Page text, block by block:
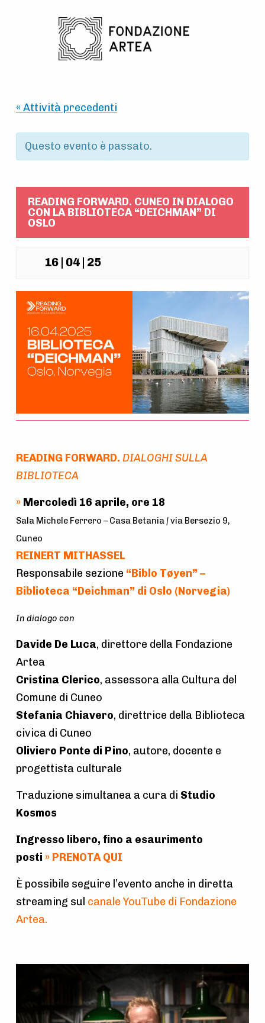
« Attività precedenti
Questo evento è passato.
READING FORWARD. CUNEO IN DIALOGO
CON LA BIBLIOTECA “DEICHMAN” DI
OSLO
16 | 04 | 25
t
N
a
i
g
a
t
i
n
READING FORWARD. DIALOGHI SULLA
BIBLIOTECA
» Mercoledì 16 aprile, ore 18
Sala Michele Ferrero – Casa Betania|via Bersezio 9,
Cuneo
REINERT MITHASSEL
Responsabile sezione “Biblo Tøyen” –
Biblioteca “Deichman” di Oslo (Norvegia)
In dialogo con
Davide De Luca, direttore della Fondazione
Artea
Cristina Clerico, assessora alla Cultura del
Comune di Cuneo
Stefania Chiavero, direttrice della Biblioteca
civica di Cuneo
Oliviero Ponte di Pino, autore, docente e
progettista culturale
Traduzione simultanea a cura di Studio
Kosmos
Ingresso libero, fino a esaurimento
posti » PRENOTA QUI
È possibile seguire l’evento anche in diretta
streaming sul canale YouTube di Fondazione
Artea.